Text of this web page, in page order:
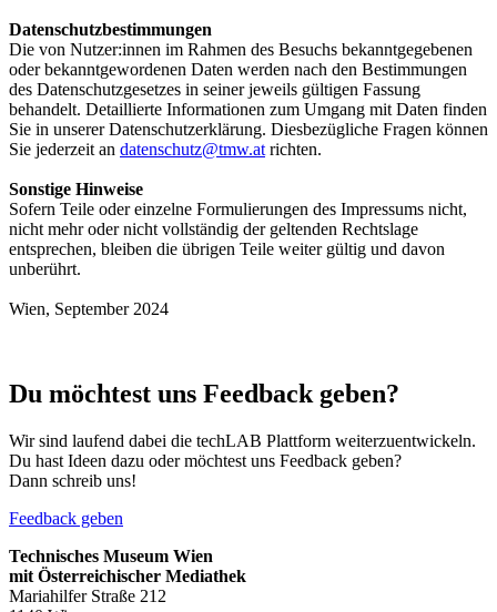
Datenschutzbestimmungen
Die von Nutzer:innen im Rahmen des Besuchs bekanntgegebenen
oder bekanntgewordenen Daten werden nach den Bestimmungen
des Datenschutzgesetzes in seiner jeweils gültigen Fassung
behandelt. Detaillierte Informationen zum Umgang mit Daten finden
Sie in unserer Datenschutzerklärung. Diesbezügliche Fragen können
Sie jederzeit an datenschutz@tmw.at richten.
Sonstige Hinweise
Sofern Teile oder einzelne Formulierungen des Impressums nicht,
nicht mehr oder nicht vollständig der geltenden Rechtslage
entsprechen, bleiben die übrigen Teile weiter gültig und davon
unberührt.
Wien, September 2024
Du möchtest uns Feedback geben?
Wir sind laufend dabei die techLAB Plattform weiterzuentwickeln.
Du hast Ideen dazu oder möchtest uns Feedback geben?
Dann schreib uns!
Feedback geben
Technisches Museum Wien
mit Österreichischer Mediathek
Mariahilfer Straße 212